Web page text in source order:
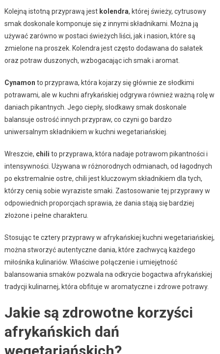
Kolejną istotną przyprawą jest kolendra, której świeży, cytrusowy
smak doskonale komponuje się z innymi składnikami. Można ją
używać zarówno w postaci świeżych liści, jak i nasion, które są
zmielone na proszek. Kolendra jest często dodawana do sałatek
oraz potraw duszonych, wzbogacając ich smak i aromat.
Cynamon to przyprawa, która kojarzy się głównie ze słodkimi
potrawami, ale w kuchni afrykańskiej odgrywa również ważną rolę w
daniach pikantnych. Jego ciepły, słodkawy smak doskonale
balansuje ostrość innych przypraw, co czyni go bardzo
uniwersalnym składnikiem w kuchni wegetariańskiej.
Wreszcie, chili to przyprawa, która nadaje potrawom pikantności i
intensywności. Używana w różnorodnych odmianach, od łagodnych
po ekstremalnie ostre, chili jest kluczowym składnikiem dla tych,
którzy cenią sobie wyraziste smaki. Zastosowanie tej przyprawy w
odpowiednich proporcjach sprawia, że dania stają się bardziej
złożone i pełne charakteru.
Stosując te cztery przyprawy w afrykańskiej kuchni wegetariańskiej,
można stworzyć autentyczne dania, które zachwycą każdego
miłośnika kulinariów. Właściwe połączenie i umiejętność
balansowania smaków pozwala na odkrycie bogactwa afrykańskiej
tradycji kulinarnej, która obfituje w aromatyczne i zdrowe potrawy.
Jakie są zdrowotne korzyści
afrykańskich dań